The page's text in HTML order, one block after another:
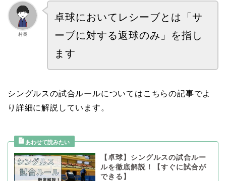
村長
卓球においてレシーブとは「サ
ーブに対する返球のみ」を指し
ます
シングルスの試合ルールについてはこちらの記事でよ
り詳細に解説しています。
【卓球】シングルスの試合ルー
ルを徹底解説！【すぐに試合が
できる】